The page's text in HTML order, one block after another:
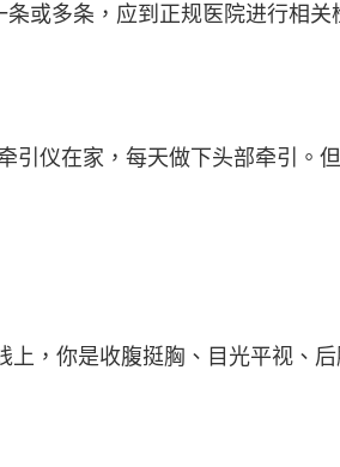
或多条，应到正规医院进行相关
仪在家，每天做下头部牵引。
，你是收腹挺胸、目光平视、